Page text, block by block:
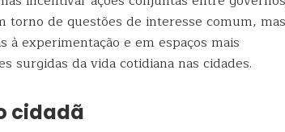
torno de questões de interesse comum, mas
experimentação e em espaços mais
surgidas da vida cotidiana nas cidades.
cidadã